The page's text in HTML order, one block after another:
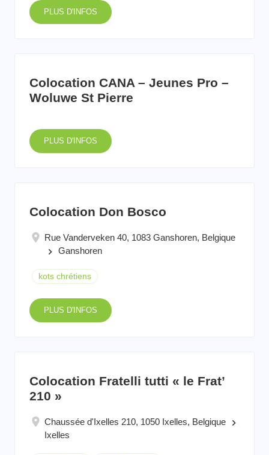
PLUS D'INFOS
Colocation CANA – Jeunes Pro –
Woluwe St Pierre
PLUS D'INFOS
Colocation Don Bosco
Rue Vanderveken 40, 1083 Ganshoren, Belgique
keyboard_arrow_right Ganshoren
kots chrétiens
PLUS D'INFOS
Colocation Fratelli tutti « le Frat’
210 »
Chaussée d'Ixelles 210, 1050 Ixelles, Belgique keyboard_arrow_right
Ixelles